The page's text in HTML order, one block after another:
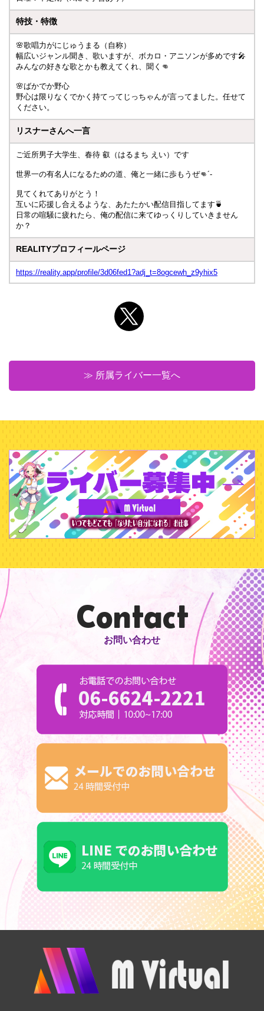
特技・特徴
🌸歌唱力がにじゅうまる（自称）
幅広いジャンル聞き、歌いますが、ボカロ・アニソンが多めです🎤
みんなの好きな歌とかも教えてくれ、聞く👊
🌸ばかでか野心
野心は限りなくでかく持てってじっちゃんが言ってました。任せて
ください。
リスナーさんへ一言
ご近所男子大学生、春待 叡（はるまち えい）です
世界一の有名人になるための道、俺と一緒に歩もうぜ👊´‐
見てくれてありがとう！
互いに応援し合えるような、あたたかい配信目指してます🍵
日常の喧騒に疲れたら、俺の配信に来てゆっくりしていきません
か？
REALITYプロフィールページ
https://reality.app/profile/3d06fed1?adj_t=8ogcewh_z9yhix5
≫ 所属ライバー一覧へ
Contact
お問い合わせ